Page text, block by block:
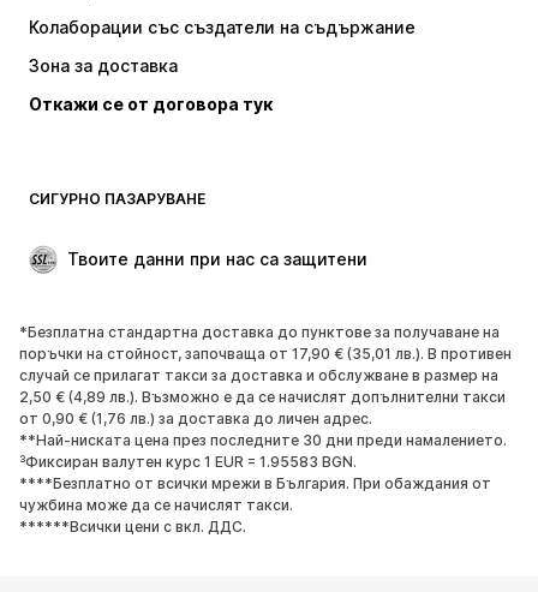
Костюми и сака
Бански и плажна мода
Специални Поводи
ЕКСКЛУЗИВНО
ОБУВКИ
НОВО
Отворени обувки
ЕКСКЛУЗИВНО
СПОРТ
Спортно облекло
Видове спорт
Спортни обувки
Спортни чанти
Спортни аксесоари
Колаборации със създатели на съдържание
Зона за доставка
Откажи се от договора тук
СИГУРНО ПАЗАРУВАНЕ
Твоите данни при нас са защитени
*Безплатна стандартна доставка до пунктове за получаване на
поръчки на стойност, започваща от 17,90 € (35,01 лв.). В противен
случай се прилагат такси за доставка и обслужване в размер на
2,50 € (4,89 лв.). Възможно е да се начислят допълнителни такси
от 0,90 € (1,76 лв.) за доставка до личен адрес.
**Най-ниската цена през последните 30 дни преди намалението.
³Фиксиран валутен курс 1 EUR = 1.95583 BGN.
****Безплатно от всички мрежи в България. При обаждания от
чужбина може да се начислят такси.
******Всички цени с вкл. ДДС.